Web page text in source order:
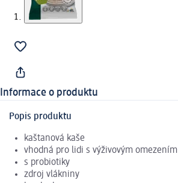
Informace o produktu
Popis produktu
kaštanová kaše
vhodná pro lidi s výživovým omezením
s probiotiky
zdroj vlákniny